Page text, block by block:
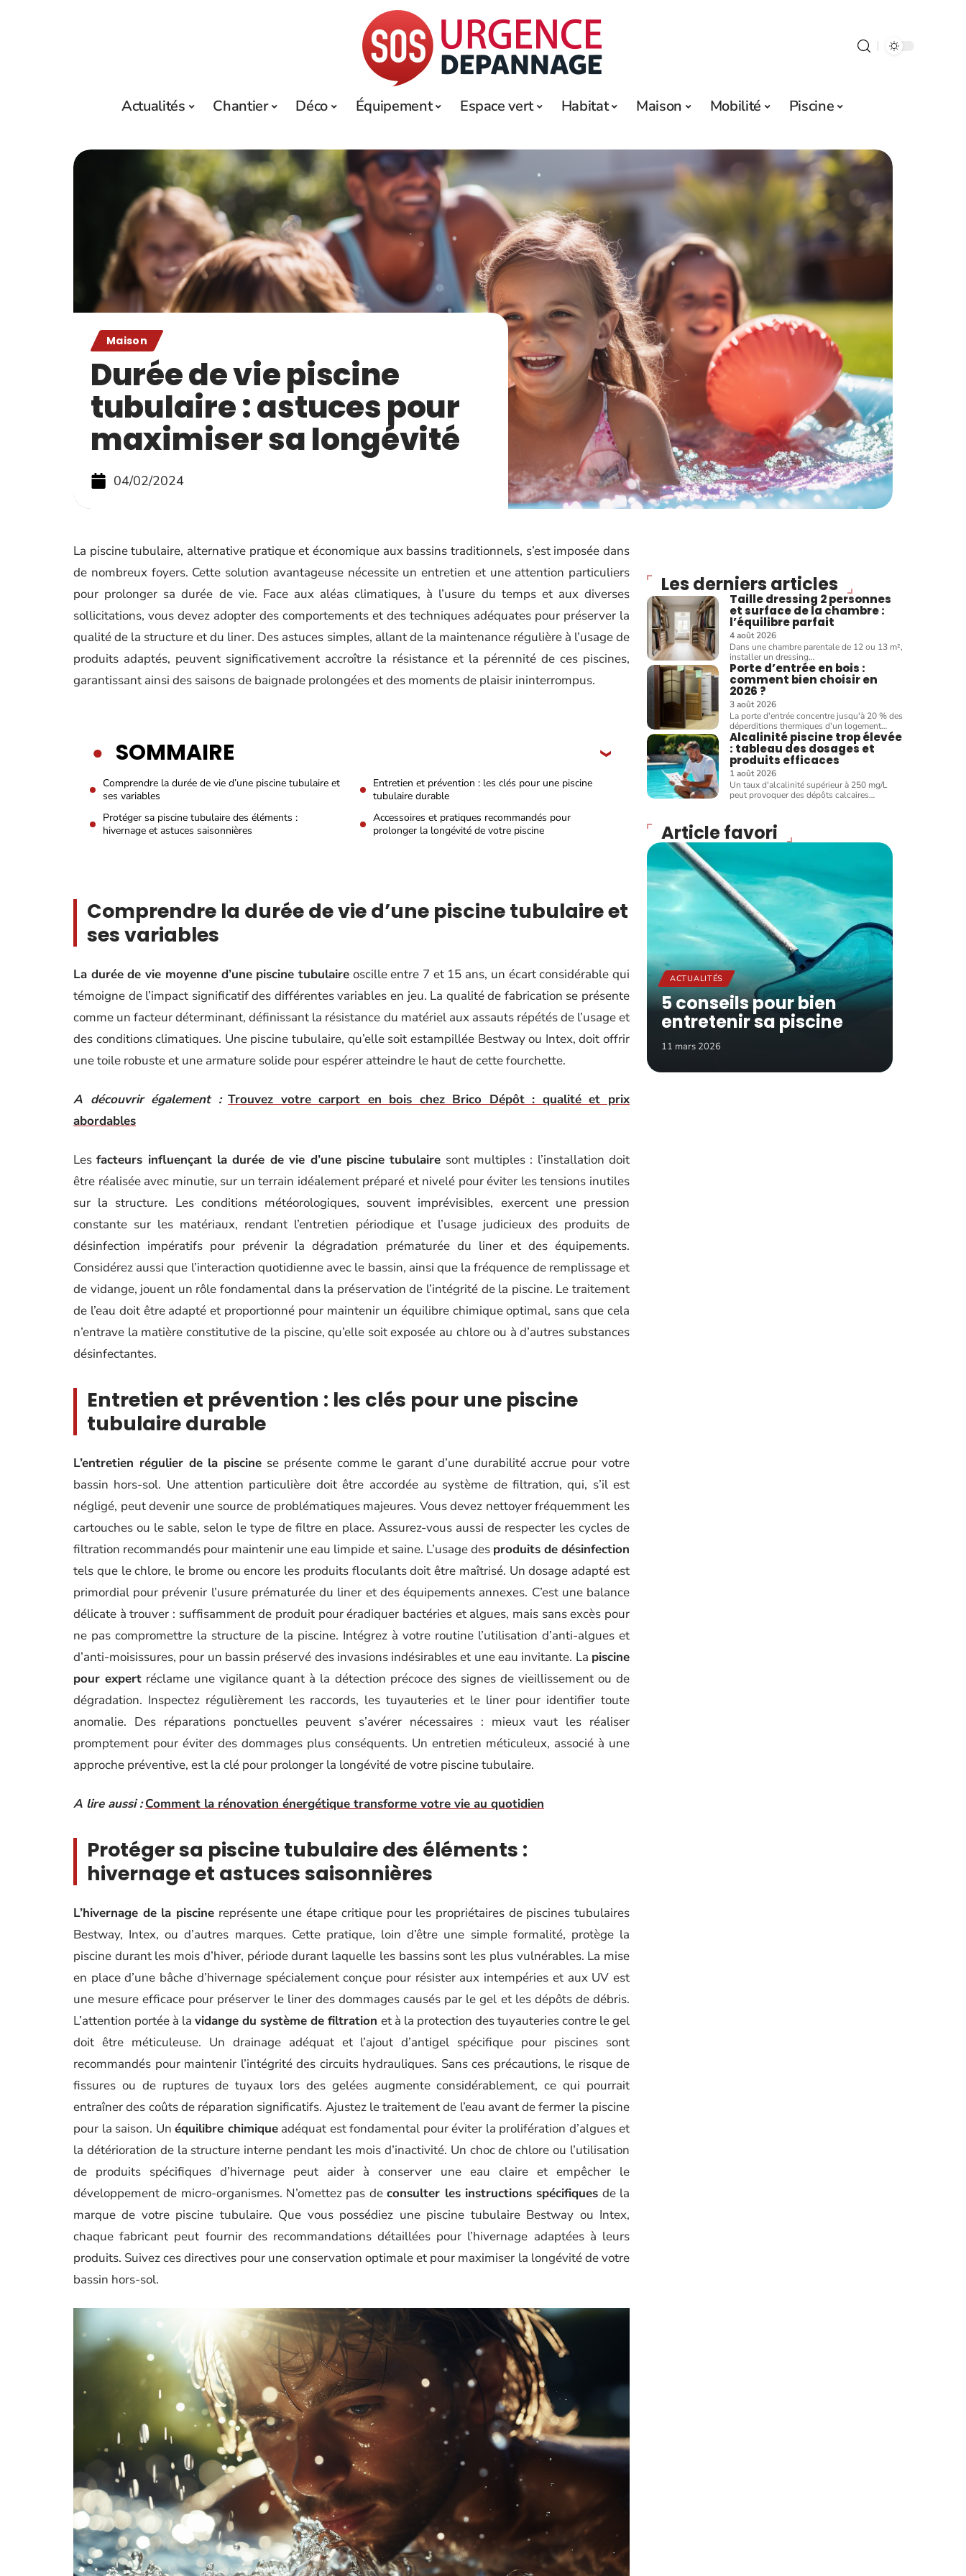
Actualités Chantier Déco Équipement Espace vert Habitat Maison Mobilité Piscine
Maison
Durée de vie piscine
tubulaire : astuces pour
maximiser sa longévité
04/02/2024
La piscine tubulaire, alternative pratique et économique aux bassins traditionnels, s’est imposée dans
de nombreux foyers. Cette solution avantageuse nécessite un entretien et une attention particuliers
pour prolonger sa durée de vie. Face aux aléas climatiques, à l’usure du temps et aux diverses
sollicitations, vous devez adopter des comportements et des techniques adéquates pour préserver la
qualité de la structure et du liner. Des astuces simples, allant de la maintenance régulière à l’usage de
produits adaptés, peuvent significativement accroître la résistance et la pérennité de ces piscines,
garantissant ainsi des saisons de baignade prolongées et des moments de plaisir ininterrompus.
SOMMAIRE
Comprendre la durée de vie d’une piscine tubulaire et
ses variables
Entretien et prévention : les clés pour une piscine
tubulaire durable
Protéger sa piscine tubulaire des éléments :
hivernage et astuces saisonnières
Accessoires et pratiques recommandés pour
prolonger la longévité de votre piscine
Comprendre la durée de vie d’une piscine tubulaire et
ses variables
La durée de vie moyenne d’une piscine tubulaireoscille entre 7 et 15 ans, un écart considérable qui
témoigne de l’impact significatif des différentes variables en jeu. La qualité de fabrication se présente
comme un facteur déterminant, définissant la résistance du matériel aux assauts répétés de l’usage et
des conditions climatiques. Une piscine tubulaire, qu’elle soit estampillée Bestway ou Intex, doit offrir
une toile robuste et une armature solide pour espérer atteindre le haut de cette fourchette.
A découvrir également : Trouvez votre carport en bois chez Brico Dépôt : qualité et prix
abordables
Lesfacteurs influençant la durée de vie d’une piscine tubulaire sont multiples : l’installation doit
être réalisée avec minutie, sur un terrain idéalement préparé et nivelé pour éviter les tensions inutiles
sur la structure. Les conditions météorologiques, souvent imprévisibles, exercent une pression
constante sur les matériaux, rendant l’entretien périodique et l’usage judicieux des produits de
désinfection impératifs pour prévenir la dégradation prématurée du liner et des équipements.
Considérez aussi que l’interaction quotidienne avec le bassin, ainsi que la fréquence de remplissage et
de vidange, jouent un rôle fondamental dans la préservation de l’intégrité de la piscine. Le traitement
de l’eau doit être adapté et proportionné pour maintenir un équilibre chimique optimal, sans que cela
n’entrave la matière constitutive de la piscine, qu’elle soit exposée au chlore ou à d’autres substances
désinfectantes.
Entretien et prévention : les clés pour une piscine
tubulaire durable
L’entretien régulier de la piscine se présente comme le garant d’une durabilité accrue pour votre
bassin hors-sol. Une attention particulière doit être accordée au système de filtration, qui, s’il est
négligé, peut devenir une source de problématiques majeures. Vous devez nettoyer fréquemment les
cartouches ou le sable, selon le type de filtre en place. Assurez-vous aussi de respecter les cycles de
filtration recommandés pour maintenir une eau limpide et saine. L’usage des produits de désinfection
tels que le chlore, le brome ou encore les produits floculants doit être maîtrisé. Un dosage adapté est
primordial pour prévenir l’usure prématurée du liner et des équipements annexes. C’est une balance
délicate à trouver : suffisamment de produit pour éradiquer bactéries et algues, mais sans excès pour
ne pas compromettre la structure de la piscine. Intégrez à votre routine l’utilisation d’anti-algues et
d’anti-moisissures, pour un bassin préservé des invasions indésirables et une eau invitante. La piscine
pour expert réclame une vigilance quant à la détection précoce des signes de vieillissement ou de
dégradation. Inspectez régulièrement les raccords, les tuyauteries et le liner pour identifier toute
anomalie. Des réparations ponctuelles peuvent s’avérer nécessaires : mieux vaut les réaliser
promptement pour éviter des dommages plus conséquents. Un entretien méticuleux, associé à une
approche préventive, est la clé pour prolonger la longévité de votre piscine tubulaire.
A lire aussi : Comment la rénovation énergétique transforme votre vie au quotidien
Protéger sa piscine tubulaire des éléments :
hivernage et astuces saisonnières
L’hivernage de la piscine représente une étape critique pour les propriétaires de piscines tubulaires
Bestway, Intex, ou d’autres marques. Cette pratique, loin d’être une simple formalité, protège la
piscine durant les mois d’hiver, période durant laquelle les bassins sont les plus vulnérables. La mise
en place d’une bâche d’hivernage spécialement conçue pour résister aux intempéries et aux UV est
une mesure efficace pour préserver le liner des dommages causés par le gel et les dépôts de débris.
L’attention portée à lavidange du système de filtration et à la protection des tuyauteries contre le gel
doit être méticuleuse. Un drainage adéquat et l’ajout d’antigel spécifique pour piscines sont
recommandés pour maintenir l’intégrité des circuits hydrauliques. Sans ces précautions, le risque de
fissures ou de ruptures de tuyaux lors des gelées augmente considérablement, ce qui pourrait
entraîner des coûts de réparation significatifs. Ajustez le traitement de l’eau avant de fermer la piscine
pour la saison. Un équilibre chimiqueadéquat est fondamental pour éviter la prolifération d’algues et
la détérioration de la structure interne pendant les mois d’inactivité. Un choc de chlore ou l’utilisation
de produits spécifiques d’hivernage peut aider à conserver une eau claire et empêcher le
développement de micro-organismes. N’omettez pas deconsulter les instructions spécifiques de la
marque de votre piscine tubulaire. Que vous possédiez une piscine tubulaire Bestway ou Intex,
chaque fabricant peut fournir des recommandations détaillées pour l’hivernage adaptées à leurs
produits. Suivez ces directives pour une conservation optimale et pour maximiser la longévité de votre
bassin hors-sol.
Les derniers articles
Taille dressing 2 personnes
et surface de la chambre :
l’équilibre parfait
4 août 2026
Dans une chambre parentale de 12 ou 13 m²,
installer un dressing…
Porte d’entrée en bois :
comment bien choisir en
2026 ?
3 août 2026
La porte d'entrée concentre jusqu'à 20 % des
déperditions thermiques d'un logement…
Alcalinité piscine trop élevée
: tableau des dosages et
produits efficaces
1 août 2026
Un taux d'alcalinité supérieur à 250 mg/L
peut provoquer des dépôts calcaires…
Article favori
ACTUALITÉS
5 conseils pour bien
entretenir sa piscine
11 mars 2026